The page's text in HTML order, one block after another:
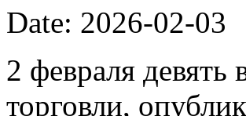
Date: 2026-02-03
2 февраля
торговли,